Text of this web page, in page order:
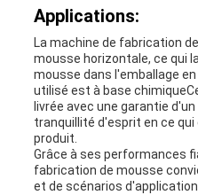
Applications:
La machine de fabrication
mousse horizontale, ce qui
mousse dans l'emballage
utilisé est à base
livrée avec une garantie
tranquillité d'esprit en ce qui
produit.
Grâce à ses performances
fabrication de mousse
et de scénarios